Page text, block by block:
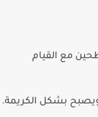
مع القيام
بشكل الكريمة.